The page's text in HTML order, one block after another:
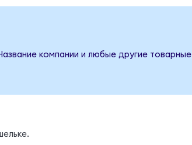
компании и любые другие товарные